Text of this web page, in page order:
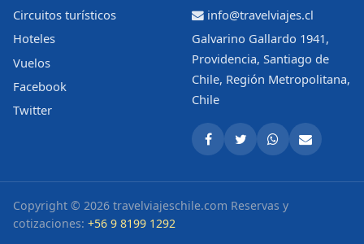
Circuitos turísticos
Hoteles
Vuelos
Facebook
Twitter
info@travelviajes.cl
Galvarino Gallardo 1941,
Providencia, Santiago de
Chile, Región Metropolitana,
Chile
Copyright © 2026 travelviajeschile.com Reservas y
cotizaciones: +56 9 8199 1292